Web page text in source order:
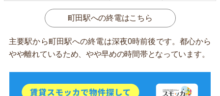
町田駅への終電はこちら
主要駅から町田駅への終電は深夜0時前後です。都心から
やや離れているため、やや早めの時間帯となっています。